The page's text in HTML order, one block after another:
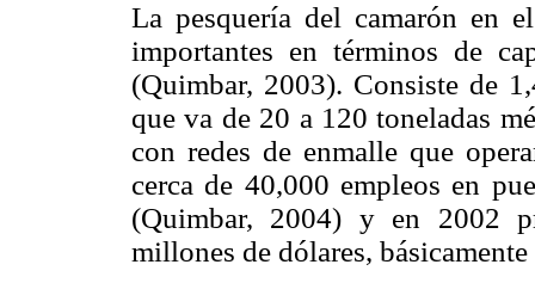
La pesquería del camarón en
importantes en términos de
(Quimbar, 2003). Consiste de
que va de 20 a 120 toneladas
con redes de enmalle que
cerca de 40,000 empleos en
(Quimbar, 2004) y en 2002
millones de dólares,